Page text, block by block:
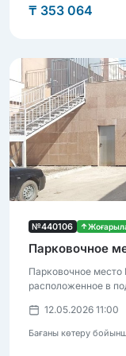
₸ 353 064
№440106
Парковочное
расположенное в
12.05.2026 11:00
Бағаны көтеру